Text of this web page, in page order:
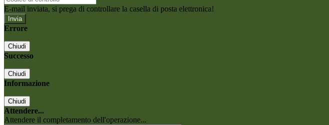
E-mail inviata, si prega di controllare la casella di posta elettronica!
Errore
Chiudi
Successo
Chiudi
Informazione
Chiudi
Attendere...
Attendere il completamento dell'operazione...